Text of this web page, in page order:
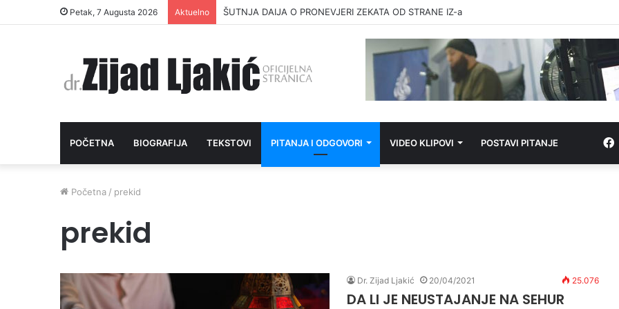
Petak, 7 Augusta 2026 Aktuelno ŠUTNJA DAIJA O PRONEVJERI ZEKATA OD STRANE IZ-a
POČETNA BIOGRAFIJA TEKSTOVI PITANJA I ODGOVORI VIDEO KLIPOVI POSTAVI PITANJE
Početna / prekid
prekid
Dr. Zijad Ljakić 20/04/2021 25.076
DA LI JE NEUSTAJANJE NA SEHUR